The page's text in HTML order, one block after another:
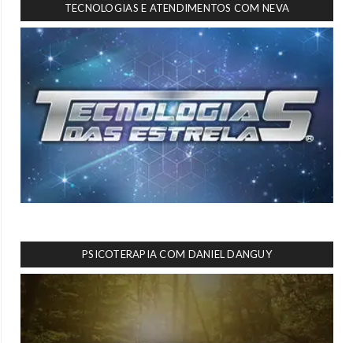
TECNOLOGIAS E ATENDIMENTOS COM NEVA
PSICOTERAPIA COM DANIEL DANGUY